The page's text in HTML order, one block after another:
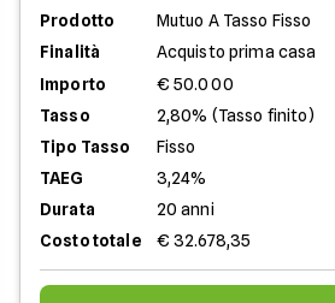
Prodotto
Mutuo A Tasso Fisso
Finalità
Acquisto prima casa
Importo
€ 50.000
Tasso
2,80% (Tasso finito)
Tipo Tasso
Fisso
TAEG
3,24%
Durata
20 anni
Costo totale
€ 32.678,35